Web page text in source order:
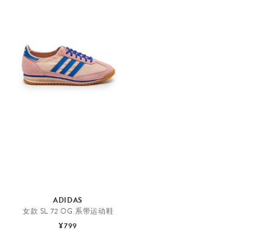
ADIDAS
女款 SL 72 OG 系带运动鞋
¥799